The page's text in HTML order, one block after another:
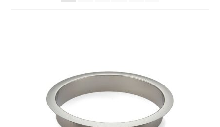
Protección de datos
Retirarse del contrato